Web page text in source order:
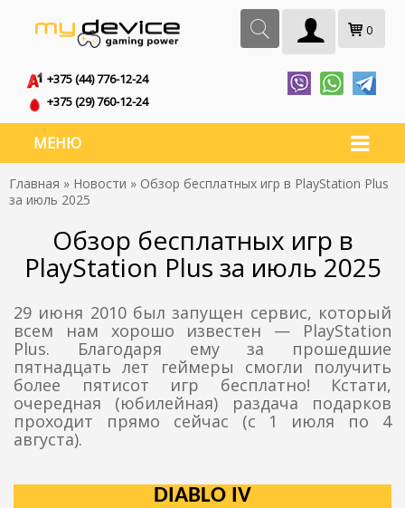
0
+375 (44) 776-12-24
+375 (29) 760-12-24
МЕНЮ
Главная » Новости » Обзор бесплатных игр в PlayStation Plus
за июль 2025
Обзор бесплатных игр в
PlayStation Plus за июль 2025
29 июня 2010 был запущен сервис, который
всем нам хорошо известен — PlayStation
Plus. Благодаря ему за прошедшие
пятнадцать лет геймеры смогли получить
более пятисот игр бесплатно! Кстати,
очередная (юбилейная) раздача подарков
проходит прямо сейчас (с 1 июля по 4
августа).
DIABLO IV